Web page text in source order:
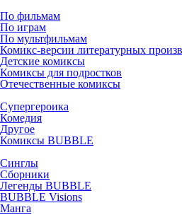
По фильмам
По играм
По мультфильмам
Комикс-версии литературных
Детские комиксы
Комиксы для подростков
Отечественные комиксы
Супергероика
Комедия
Другое
Комиксы BUBBLE
Синглы
Сборники
Легенды BUBBLE
BUBBLE Visions
Манга